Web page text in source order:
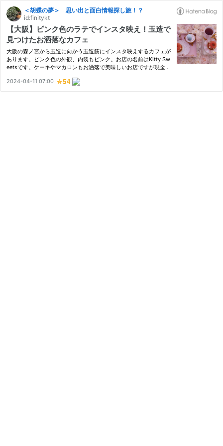
＜胡蝶の夢＞ 思い出と面白情報探し旅！？
id:finitykt
【大阪】ピンク色のラテでインスタ映え！玉造で
見つけたお洒落なカフェ
大阪の森ノ宮から玉造に向かう玉造筋にインスタ映えするカフェが
あります。ピンク色の外観、内装もピンク。お店の名前はKitty Sw
eetsです。ケーキやマカロンもお洒落で美味しいお店ですが現金決
2024-04-11 07:00